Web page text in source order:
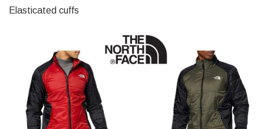
Elasticated cuffs